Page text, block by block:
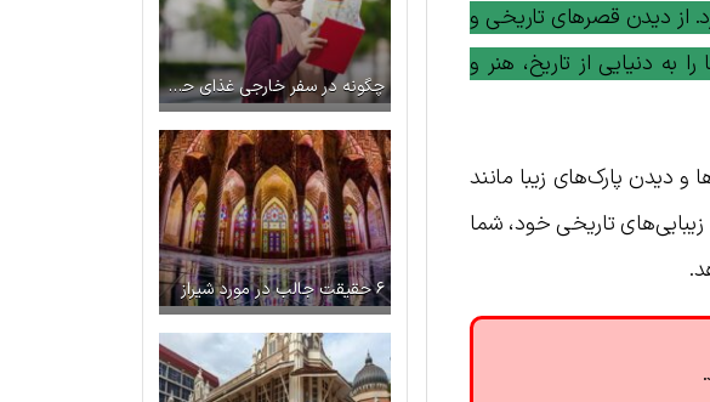
از دیدن قصرهای تاریخی و
به دنیایی از تاریخ، هنر و
و دیدن پارک‌های زیبا مانند
تاریخی خود، شما
چگونه در سفر خارجی غذای حلال پیدا کنیم؟
۶ حقیقت جالب در مورد شیراز